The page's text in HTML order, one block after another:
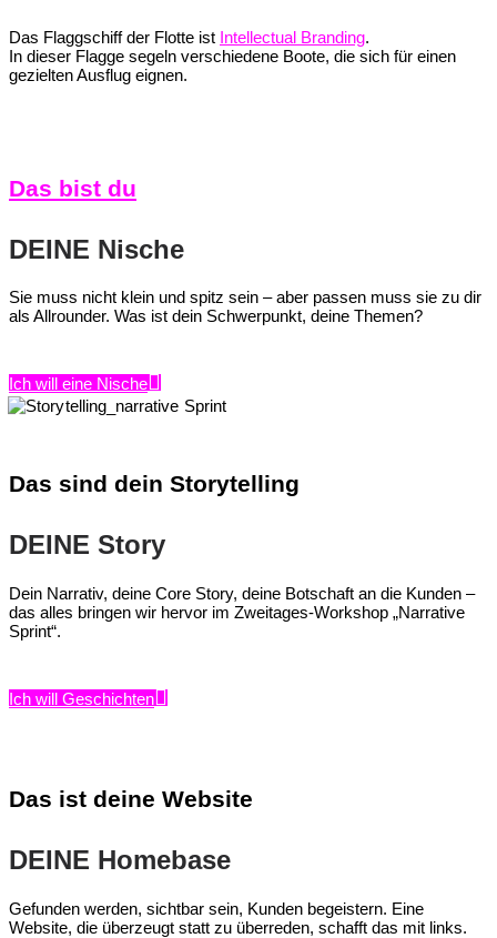
Das Flaggschiff der Flotte ist Intellectual Branding.
In dieser Flagge segeln verschiedene Boote, die sich für einen
gezielten Ausflug eignen.
Das bist du
DEINE Nische
Sie muss nicht klein und spitz sein – aber passen muss sie zu dir
als Allrounder. Was ist dein Schwerpunkt, deine Themen?
Ich will eine Nische
Das sind dein Storytelling
DEINE Story
Dein Narrativ, deine Core Story, deine Botschaft an die Kunden –
das alles bringen wir hervor im Zweitages-Workshop „Narrative
Sprint“.
Ich will Geschichten
Das ist deine Website
DEINE Homebase
Gefunden werden, sichtbar sein, Kunden begeistern. Eine
Website, die überzeugt statt zu überreden, schafft das mit links.